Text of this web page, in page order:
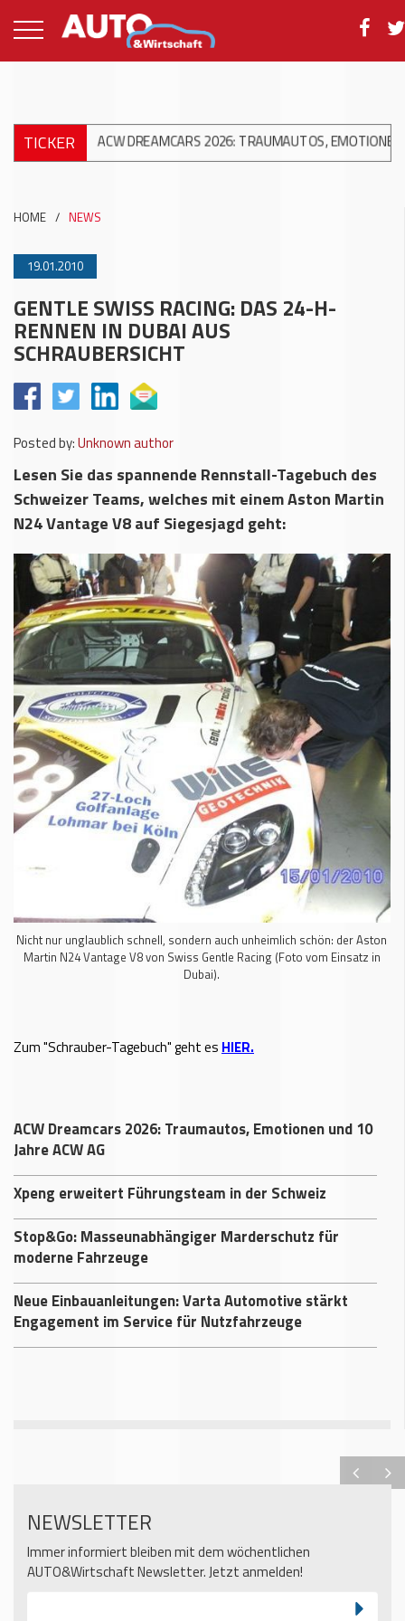
TICKER
+++ ACW DREAMCARS 2026: TRAUMAUTOS, EMOTIONEN UND 10
HOME / NEWS
19.01.2010
GENTLE SWISS RACING: DAS 24-H-
RENNEN IN DUBAI AUS
SCHRAUBERSICHT
Posted by:Unknown author
Lesen Sie das spannende Rennstall-Tagebuch des
Schweizer Teams, welches mit einem Aston Martin
N24 Vantage V8 auf Siegesjagd geht:
Nicht nur unglaublich schnell, sondern auch unheimlich schön: der Aston
Martin N24 Vantage V8 von Swiss Gentle Racing (Foto vom Einsatz in
Dubai).
Zum "Schrauber-Tagebuch" geht es HIER.
ACW Dreamcars 2026: Traumautos, Emotionen und 10
Jahre ACW AG
Xpeng erweitert Führungsteam in der Schweiz
Stop&Go: Masseunabhängiger Marderschutz für
moderne Fahrzeuge
Neue Einbauanleitungen: Varta Automotive stärkt
Engagement im Service für Nutzfahrzeuge
NEWSLETTER
Immer informiert bleiben mit dem wöchentlichen
AUTO&Wirtschaft Newsletter. Jetzt anmelden!